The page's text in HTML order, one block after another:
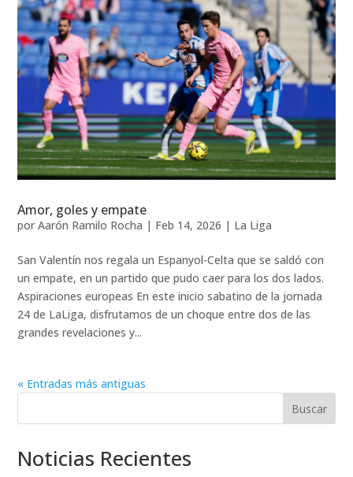
Amor, goles y empate
porAarón Ramilo Rocha | Feb 14, 2026 | La Liga
San Valentín nos regala un Espanyol-Celta que se saldó con
un empate, en un partido que pudo caer para los dos lados.
Aspiraciones europeas En este inicio sabatino de la jornada
24 de LaLiga, disfrutamos de un choque entre dos de las
grandes revelaciones y...
« Entradas más antiguas
Buscar
Noticias Recientes